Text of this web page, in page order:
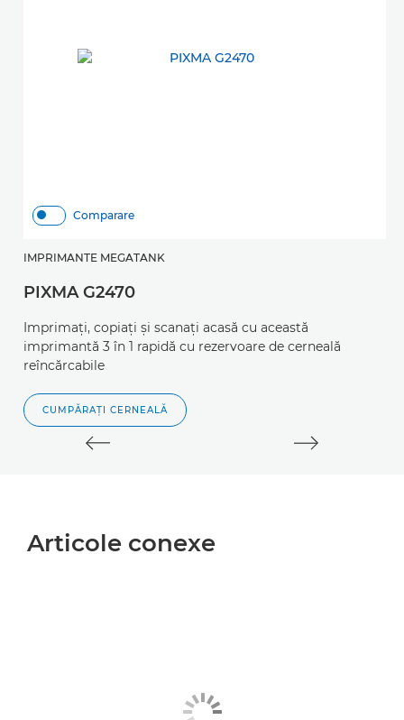
Comparare
IMPRIMANTE MEGATANK
PIXMA G2470
Imprimaţi, copiaţi şi scanaţi acasă cu această
imprimantă 3 în 1 rapidă cu rezervoare de cerneală
reîncărcabile
CUMPĂRAŢI CERNEALĂ
Articole conexe